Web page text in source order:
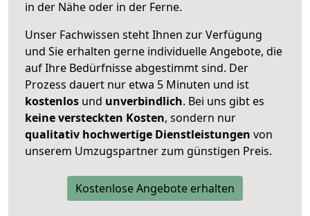
in der Nähe oder in der Ferne.
Unser Fachwissen steht Ihnen zur Verfügung
und Sie erhalten gerne individuelle Angebote, die
auf Ihre Bedürfnisse abgestimmt sind. Der
Prozess dauert nur etwa 5 Minuten und ist
kostenlos und unverbindlich. Bei uns gibt es
keine versteckten Kosten, sondern nur
qualitativ hochwertige Dienstleistungen von
unserem Umzugspartner zum günstigen Preis.
Kostenlose Angebote erhalten